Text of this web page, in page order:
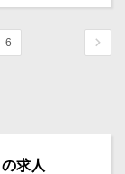
6
求人